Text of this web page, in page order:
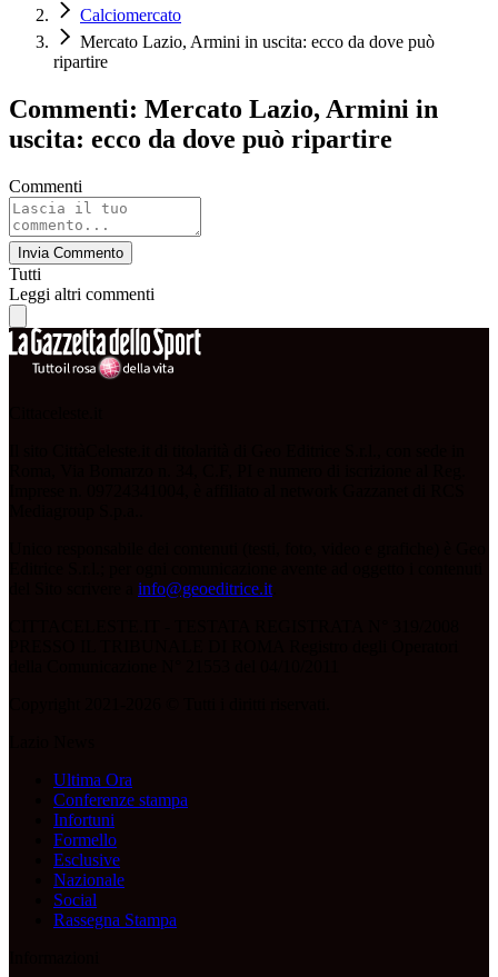
Calciomercato
Mercato Lazio, Armini in uscita: ecco da dove può
ripartire
Commenti: Mercato Lazio, Armini in
uscita: ecco da dove può ripartire
Commenti
Invia Commento
Tutti
Leggi altri commenti
info@geoeditrice.it
Ultima Ora
Conferenze stampa
Infortuni
Formello
Esclusive
Nazionale
Social
Rassegna Stampa